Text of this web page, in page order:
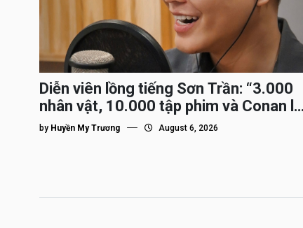
Diễn viên lồng tiếng Sơn Trần: “3.000
nhân vật, 10.000 tập phim và Conan là
nhân vật gắn bó lâu nhất”
by Huyền My Trương August 6, 2026